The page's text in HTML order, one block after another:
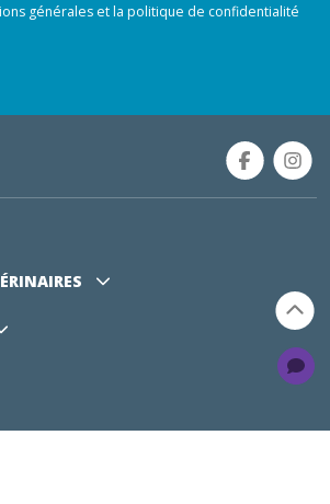
générales et la politique de confidentialité